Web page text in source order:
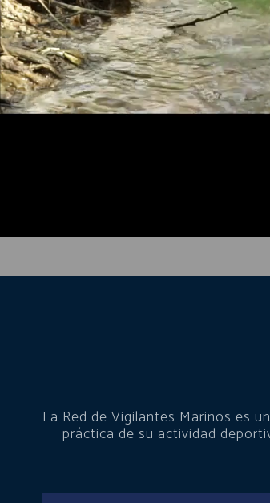
La Red de Vigilantes Marinos es
práctica de su actividad